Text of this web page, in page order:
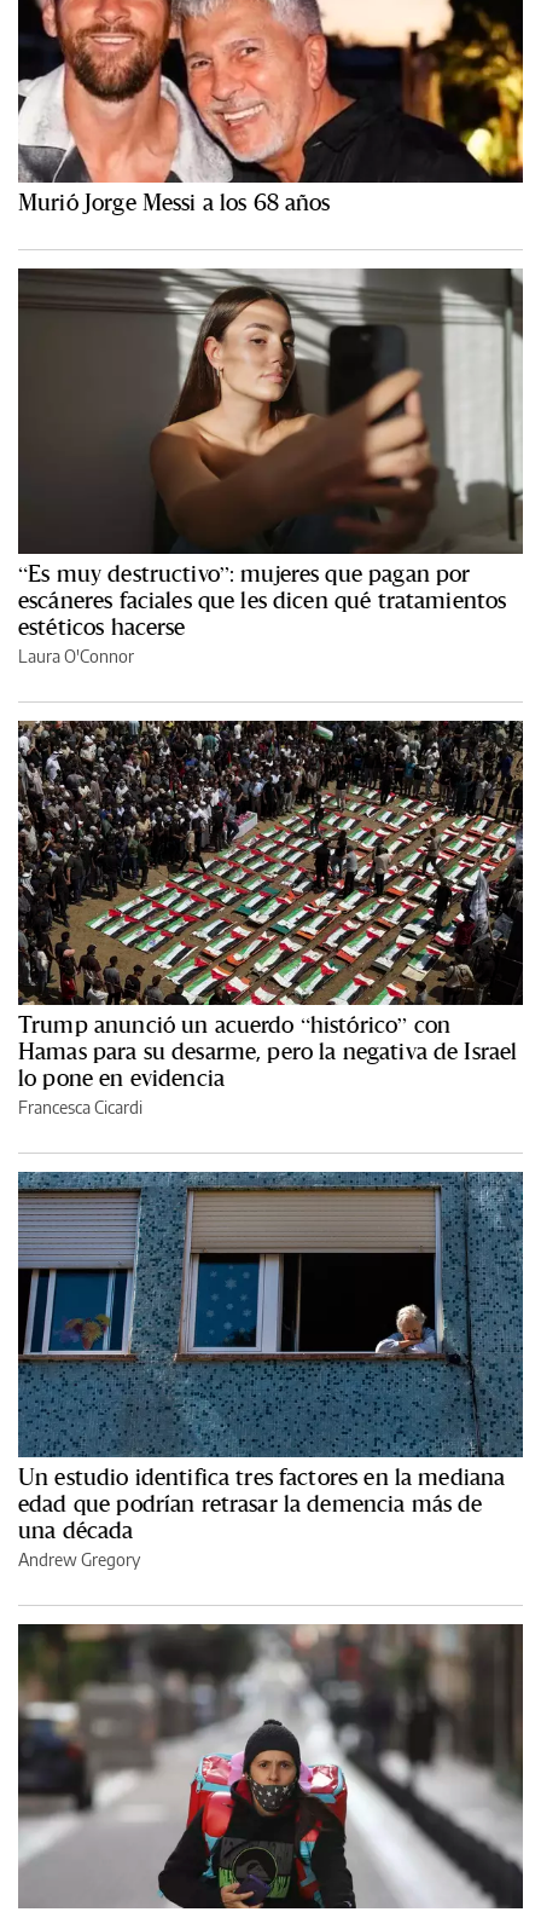
Murió Jorge Messi a los 68 años
“Es muy destructivo”: mujeres que pagan por
escáneres faciales que les dicen qué tratamientos
estéticos hacerse
Laura O'Connor
Trump anunció un acuerdo “histórico” con
Hamas para su desarme, pero la negativa de Israel
lo pone en evidencia
Francesca Cicardi
Un estudio identifica tres factores en la mediana
edad que podrían retrasar la demencia más de
una década
Andrew Gregory